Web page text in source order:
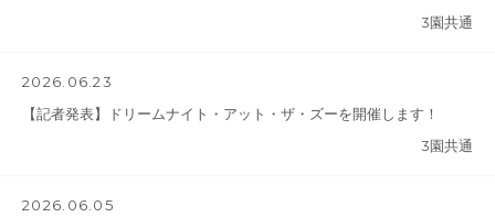
3園共通
2026.06.23
【記者発表】ドリームナイト・アット・ザ・ズーを開催します！
3園共通
2026.06.05